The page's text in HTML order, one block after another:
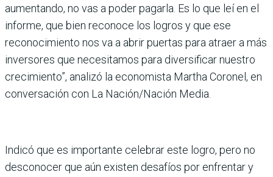
aumentando, no vas a poder pagarla. Es lo que leí en el
informe, que bien reconoce los logros y que ese
reconocimiento nos va a abrir puertas para atraer a más
inversores que necesitamos para diversificar nuestro
crecimiento”, analizó la economista Martha Coronel, en
conversación con La Nación/Nación Media.
Indicó que es importante celebrar este logro, pero no
desconocer que aún existen desafíos por enfrentar y